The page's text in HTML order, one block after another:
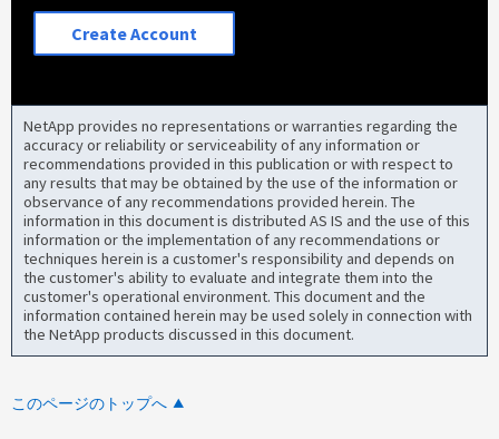
Create Account
NetApp provides no representations or warranties regarding the
accuracy or reliability or serviceability of any information or
recommendations provided in this publication or with respect to
any results that may be obtained by the use of the information or
observance of any recommendations provided herein. The
information in this document is distributed AS IS and the use of this
information or the implementation of any recommendations or
techniques herein is a customer's responsibility and depends on
the customer's ability to evaluate and integrate them into the
customer's operational environment. This document and the
information contained herein may be used solely in connection with
the NetApp products discussed in this document.
このページのトップへ